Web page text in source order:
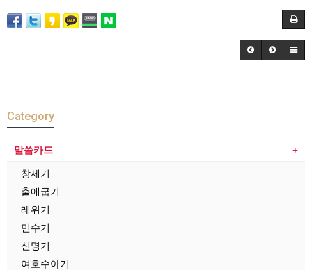
Category
말씀카드
창세기
출애굽기
레위기
민수기
신명기
여호수아기